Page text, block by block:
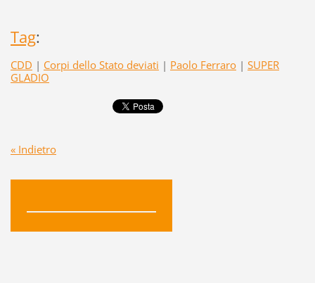
Tag:
CDD | Corpi dello Stato deviati | Paolo Ferraro | SUPER
GLADIO
« Indietro